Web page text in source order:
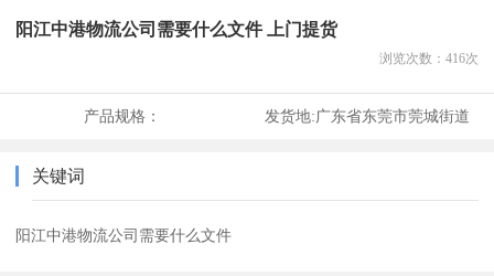
阳江中港物流公司需要什么文件 上门提货
浏览次数： 416次
产品规格： 发货地:广东省东莞市莞城街道
关键词
阳江中港物流公司需要什么文件